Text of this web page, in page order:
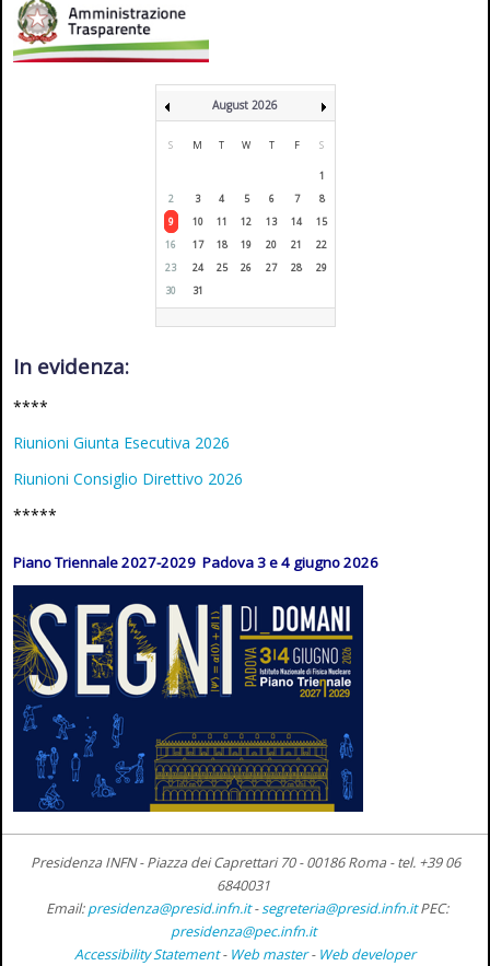
August 2026
S M T W T F S
1
2
3 4 5 6 7
8
9
10 11 12 13 14
15
16
17 18 19 20 21
22
23
24 25 26 27 28
29
30
31
In evidenza:
****
Riunioni Giunta Esecutiva 2026
Riunioni Consiglio Direttivo 2026
*****
Piano Triennale 2027-2029 Padova 3 e 4 giugno 2026
Presidenza INFN - Piazza dei Caprettari 70 - 00186 Roma -tel. +39 06
6840031
Email:presidenza@presid.infn.it-segreteria@presid.infn.it PEC:
presidenza@pec.infn.it
Accessibility Statement- Web master- Web developer